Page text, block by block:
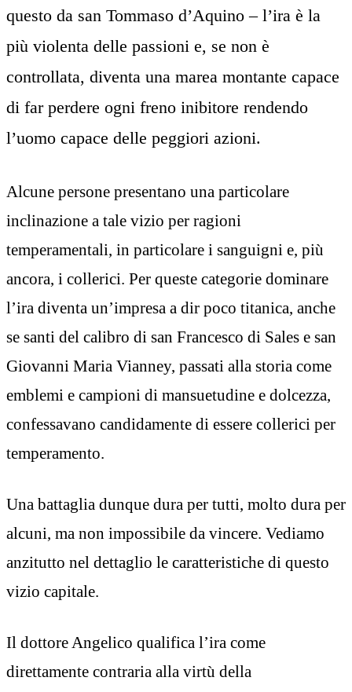
questo da san Tommaso d’Aquino – l’ira è la
più violenta delle passioni e, se non è
controllata, diventa una marea montante capace
di far perdere ogni freno inibitore rendendo
l’uomo capace delle peggiori azioni.
Alcune persone presentano una particolare
inclinazione a tale vizio per ragioni
temperamentali, in particolare i sanguigni e, più
ancora, i collerici. Per queste categorie dominare
l’ira diventa un’impresa a dir poco titanica, anche
se santi del calibro di san Francesco di Sales e san
Giovanni Maria Vianney, passati alla storia come
emblemi e campioni di mansuetudine e dolcezza,
confessavano candidamente di essere collerici per
temperamento.
Una battaglia dunque dura per tutti, molto dura per
alcuni, ma non impossibile da vincere. Vediamo
anzitutto nel dettaglio le caratteristiche di questo
vizio capitale.
Il dottore Angelico qualifica l’ira come
direttamente contraria alla virtù della